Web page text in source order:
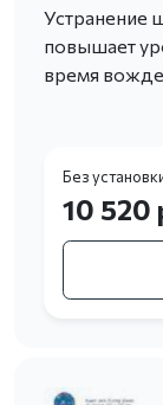
Устранение
повышает
время
Без
10 520